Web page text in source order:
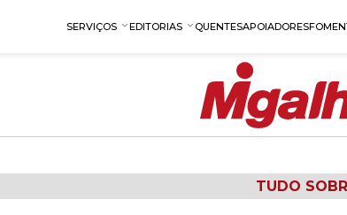
SERVIÇOS EDITORIAS QUENTESAPOIADORES
TUDO